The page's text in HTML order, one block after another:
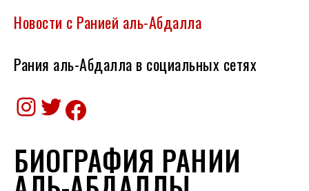
Новости с Ранией аль-Абдалла
Рания аль-Абдалла в социальных сетях
Instagram Twitter Facebook
БИОГРАФИЯ РАНИИ